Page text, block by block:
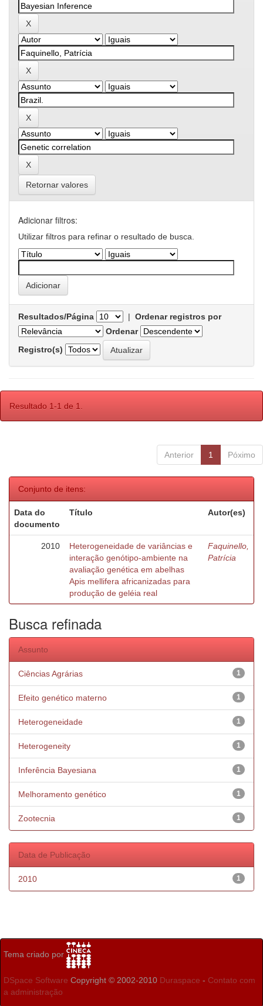
Retornar valores
Adicionar filtros:
Utilizar filtros para refinar o resultado de busca.
Resultados/Página | Ordenar registros por
Ordenar
Registro(s)
Resultado 1-1 de 1.
Anterior 1 Póximo
Conjunto de itens:
Data do
documento
Título Autor(es)
2010
Heterogeneidade de variâncias e
interação genótipo-ambiente na
avaliação genética em abelhas
Apis mellifera africanizadas para
produção de geléia real
Faquinello,
Patrícia
Busca refinada
Assunto
1
Ciências Agrárias
1
Efeito genético materno
1
Heterogeneidade
1
Heterogeneity
1
Inferência Bayesiana
1
Melhoramento genético
1
Zootecnia
Data de Publicação
1
2010
Tema criado por
DSpace Software Copyright © 2002-2010 Duraspace - Contato com
a administração